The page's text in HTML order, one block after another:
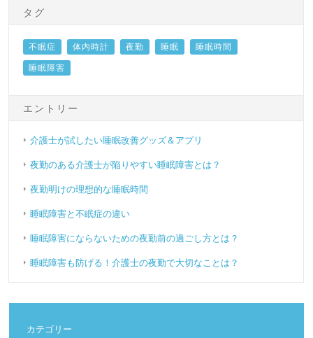
タグ
不眠症 体内時計 夜勤 睡眠
睡眠時間
睡眠障害
エントリー
介護士が試したい睡眠改善グッズ＆アプリ
夜勤のある介護士が陥りやすい睡眠障害とは？
夜勤明けの理想的な睡眠時間
睡眠障害と不眠症の違い
睡眠障害にならないための夜勤前の過ごし方とは？
睡眠障害も防げる！介護士の夜勤で大切なことは？
カテゴリー